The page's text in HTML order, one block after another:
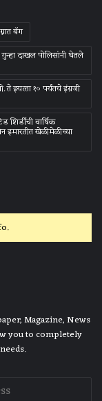
बॅग
दाखल पोलिसांनी घेतले
इयत्‍ता १० पर्यंतचे इंग्रजी
वार्षिक
इमारतीत खेळीमेळीच्या
Magazine, News
you to completely